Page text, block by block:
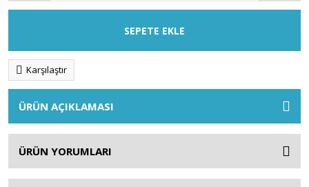
SEPETE EKLE
Karşılaştır
ÜRÜN AÇIKLAMASI
ÜRÜN YORUMLARI